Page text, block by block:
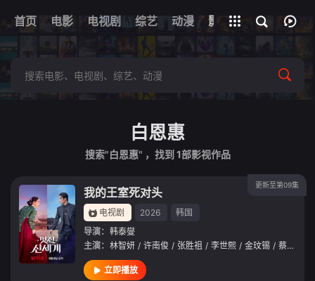
首页 电影 电视剧 综艺 动漫 影视
全部影片
白恩惠
搜索"白恩惠" ，找到 1部影视作品
更新至第09集
我的王室死对头
电视剧 2026
韩国
导演： 韩泰燮
主演： 林智妍 / 许南俊 / 张胜祖 / 李世熙 / 金玟锡 / 蔡书安
立即播放